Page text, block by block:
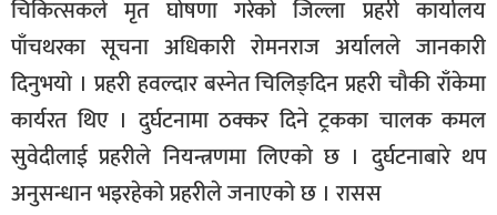
चिकित्सकले मृत घोषणा गरेको जिल्ला प्रहरी कार्यालय
पाँचथरका सूचना अधिकारी रोमनराज अर्यालले जानकारी
दिनुभयो । प्रहरी हवल्दार बस्नेत चिलिङ्दिन प्रहरी चौकी राँकेमा
कार्यरत थिए । दुर्घटनामा ठक्कर दिने ट्रकका चालक कमल
सुवेदीलाई प्रहरीले नियन्त्रणमा लिएको छ । दुर्घटनाबारे थप
अनुसन्धान भइरहेको प्रहरीले जनाएको छ । रासस